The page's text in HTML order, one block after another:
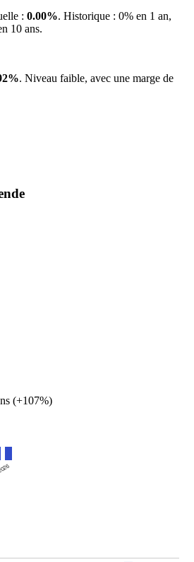
: 0.00%. Historique : 0% en 1 an,
10 ans.
. Niveau faible, avec une marge de
(+107%)